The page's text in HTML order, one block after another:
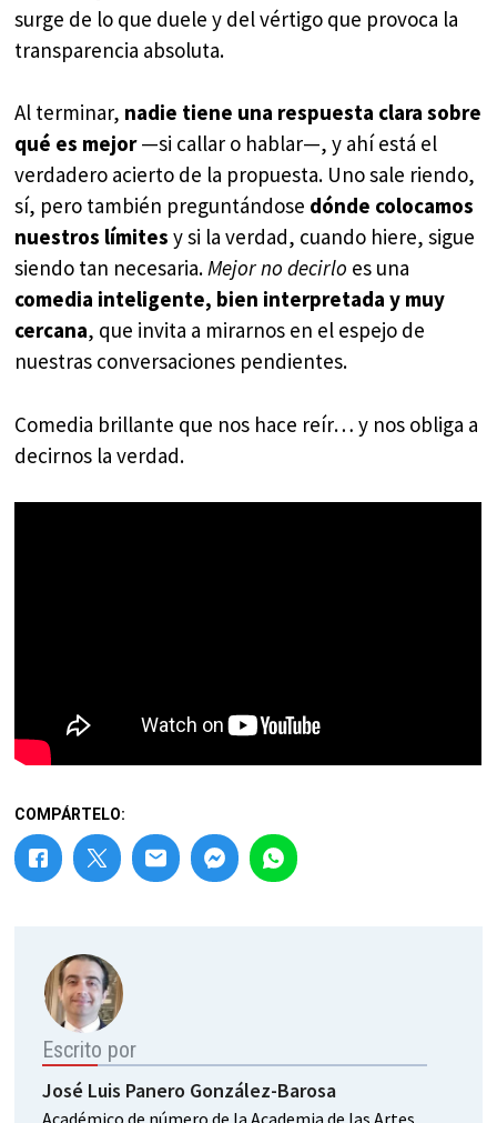
surge de lo que duele y del vértigo que provoca la
transparencia absoluta.
Al terminar, nadie tiene una respuesta clara sobre
qué es mejor—si callar o hablar—, y ahí está el
verdadero acierto de la propuesta. Uno sale riendo,
sí, pero también preguntándose dónde colocamos
nuestros límites y si la verdad, cuando hiere, sigue
siendo tan necesaria.Mejor no decirlo es una
comedia inteligente, bien interpretada y muy
cercana, que invita a mirarnos en el espejo de
nuestras conversaciones pendientes.
Comedia brillante que nos hace reír… y nos obliga a
decirnos la verdad.
COMPÁRTELO:
Escrito por
José Luis Panero González-Barosa
Académico de número de la Academia de las Artes